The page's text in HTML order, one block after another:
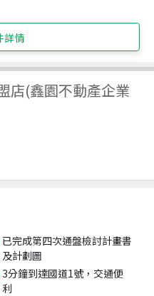
詳情
店(鑫園不動產企業
已完成第四次通盤檢討計畫書
及計劃圖
3分鐘到達國道1號，交通便
利